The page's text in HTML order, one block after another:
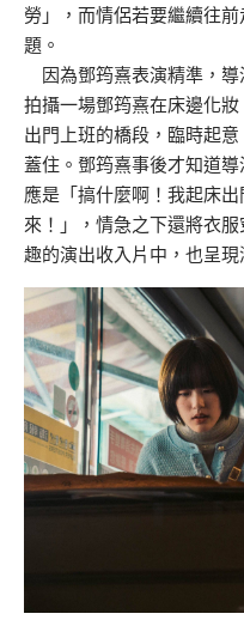
勞」，而情侶若要繼續往
題。
因為鄧筠熹表演精準，導
拍攝一場鄧筠熹在床邊化
出門上班的橋段，臨時起
蓋住。鄧筠熹事後才知道
應是「搞什麼啊！我起床
來！」，情急之下還將衣
趣的演出收入片中，也呈現